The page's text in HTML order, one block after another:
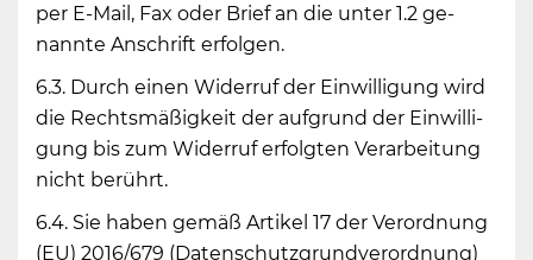
per E-Mail, Fax oder Brief an die unter 1.2 ge­
nann­te An­schrift er­fol­gen.
6.3. Durch einen Wi­der­ruf der Ein­wil­li­gung wird
die Rechts­mä­ßig­keit der auf­grund der Ein­wil­li­
gung bis zum Wi­der­ruf er­folg­ten Ver­ar­bei­tung
nicht be­rührt.
6.4. Sie haben gemäß Ar­ti­kel 17 der Ver­ord­nung
(EU) 2016/679 (Da­ten­schutz­grund­ver­ord­nung)